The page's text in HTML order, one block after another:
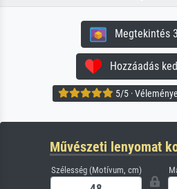
Megtekintés
Hozzáadás
5/5 ·
Művészeti lenyomat
Szélesség (Motívum, cm)